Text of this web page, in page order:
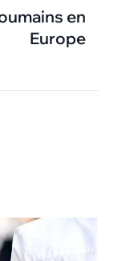
en
Europe